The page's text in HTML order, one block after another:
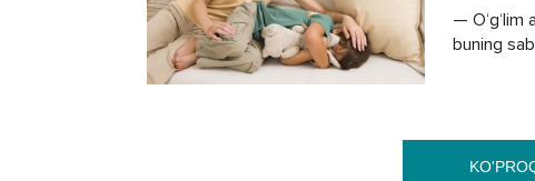
— O‘g‘lim
buning